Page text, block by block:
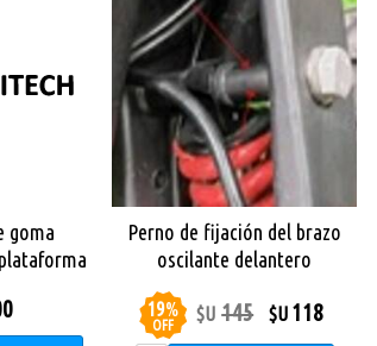
goma
Perno de fijación del brazo
oscilante delantero
19%
OFF
$U 145 $U 118